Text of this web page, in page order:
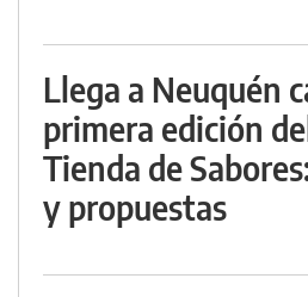
Llega a Neuquén
primera edición
Tienda de
y propuestas